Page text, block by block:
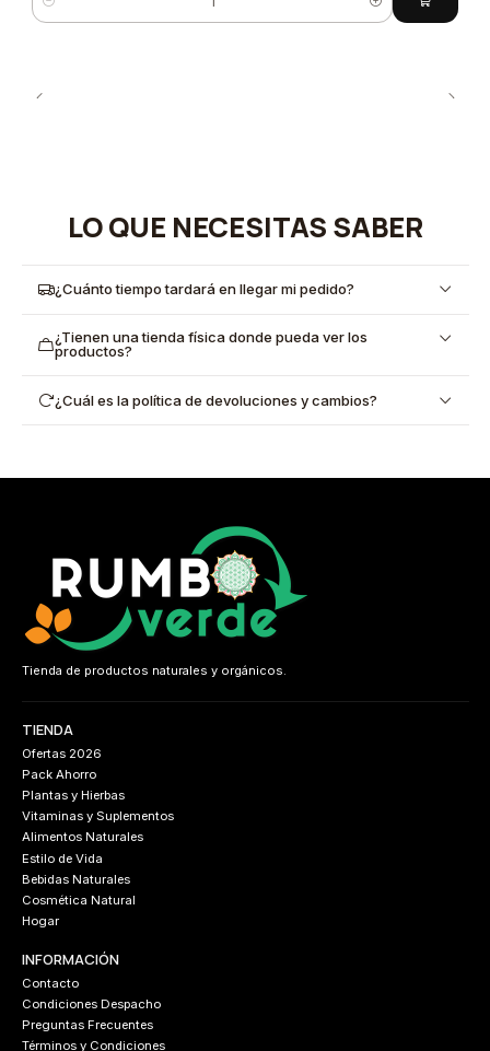
Cantidad
LO QUE NECESITAS SABER
¿Cuánto tiempo tardará en llegar mi pedido?
¿Tienen una tienda física donde pueda ver los
productos?
¿Cuál es la política de devoluciones y cambios?
Tienda de productos naturales y orgánicos.
TIENDA
Ofertas 2026
Pack Ahorro
Plantas y Hierbas
Vitaminas y Suplementos
Alimentos Naturales
Estilo de Vida
Bebidas Naturales
Cosmética Natural
Hogar
INFORMACIÓN
Contacto
Condiciones Despacho
Preguntas Frecuentes
Términos y Condiciones